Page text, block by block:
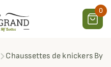
0
Chaussettes de knickers